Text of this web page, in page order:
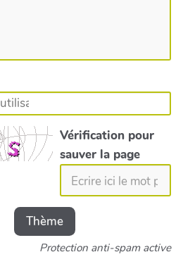
Vérification pour
sauver la page
Thème
Protection anti-spam active